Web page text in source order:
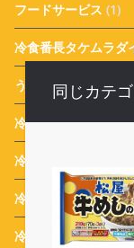
フードサービス (1)
冷食番長タケムラ
うめたま食堂の冷凍
冷凍食品Event(299)
冷凍食品News
冷凍食品ごはん(178)
冷凍食品の歴史(12)
同じカテ